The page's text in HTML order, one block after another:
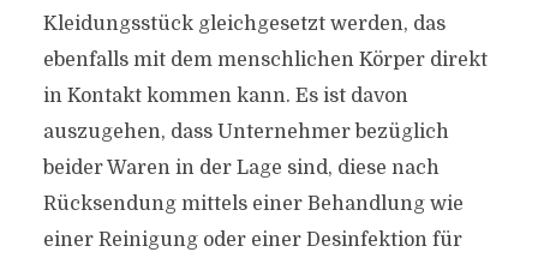
Kleidungsstück gleichgesetzt werden, das
ebenfalls mit dem menschlichen Körper direkt
in Kontakt kommen kann. Es ist davon
auszugehen, dass Unternehmer bezüglich
beider Waren in der Lage sind, diese nach
Rücksendung mittels einer Behandlung wie
einer Reinigung oder einer Desinfektion für